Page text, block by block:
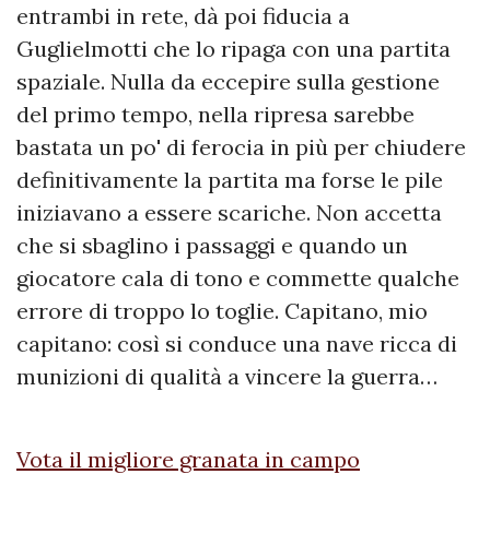
entrambi in rete, dà poi fiducia a
Guglielmotti che lo ripaga con una partita
spaziale. Nulla da eccepire sulla gestione
del primo tempo, nella ripresa sarebbe
bastata un po' di ferocia in più per chiudere
definitivamente la partita ma forse le pile
iniziavano a essere scariche. Non accetta
che si sbaglino i passaggi e quando un
giocatore cala di tono e commette qualche
errore di troppo lo toglie. Capitano, mio
capitano: così si conduce una nave ricca di
munizioni di qualità a vincere la guerra…
Vota il migliore granata in campo